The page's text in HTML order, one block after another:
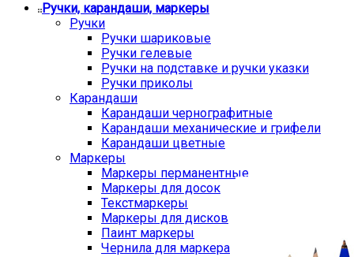
Ручки, карандаши, маркеры
Ручки
Ручки шариковые
Ручки гелевые
Ручки на подставке и ручки указки
Ручки приколы
Карандаши
Карандаши чернографитные
Карандаши механические и грифели
Карандаши цветные
Маркеры
Маркеры перманентные
Маркеры для досок
Текстмаркеры
Маркеры для дисков
Паинт маркеры
Чернила для маркера